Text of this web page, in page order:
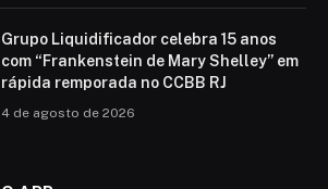
Grupo Liquidificador celebra 15 anos
com “Frankenstein de Mary Shelley” em
rápida remporada no CCBB RJ
4 de agosto de 2026